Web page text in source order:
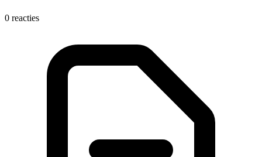
0 reacties